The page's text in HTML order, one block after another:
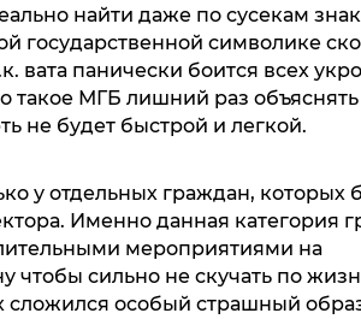
найти даже по сусекам
государственной символике
вата панически боится всех
такое МГБ лишний раз объяснять
не будет быстрой и легкой.
у отдельных граждан, которых
Именно данная категория
мероприятиями на
чтобы сильно не скучать по
сложился особый страшный